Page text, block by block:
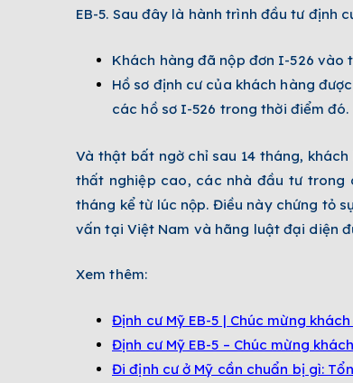
EB-5. Sau đây là hành trình đầu tư định
Khách hàng đã nộp đơn I-526 vào
Hồ sơ định cư của khách hàng
các hồ sơ I-526 trong thời điểm đó.
Và thật bất ngờ chỉ sau 14 tháng,
thất nghiệp cao, các nhà đầu tư trong
tháng kể từ lúc nộp. Điều này chứng tỏ
vấn tại Việt Nam và hãng luật đại diện
Xem thêm:
Định cư Mỹ EB-5 | Chúc mừng
Định cư Mỹ EB-5 – Chúc mừng
Đi định cư ở Mỹ cần chuẩn bị gì: